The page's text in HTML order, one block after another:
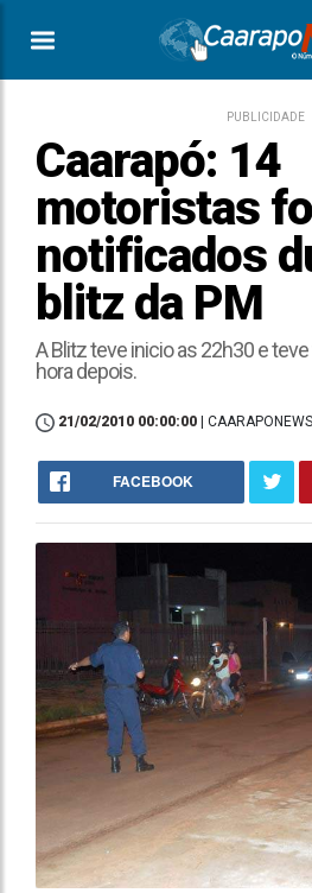
PUBLICIDADE
Caarapó: 14
motoristas
notificados
blitz da PM
A Blitz teve inicio as 22h30 e
hora depois.
21/02/2010 00:00:00 | CAARAPONEWS
FACEBOOK